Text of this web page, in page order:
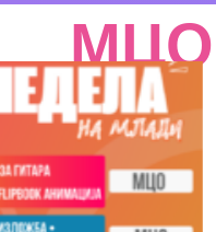
МЦО